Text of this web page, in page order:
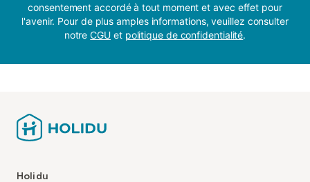
consentement accordé à tout moment et avec effet pour
l'avenir. Pour de plus amples informations, veuillez consulter
notreCGU et politique de confidentialité.
Holidu